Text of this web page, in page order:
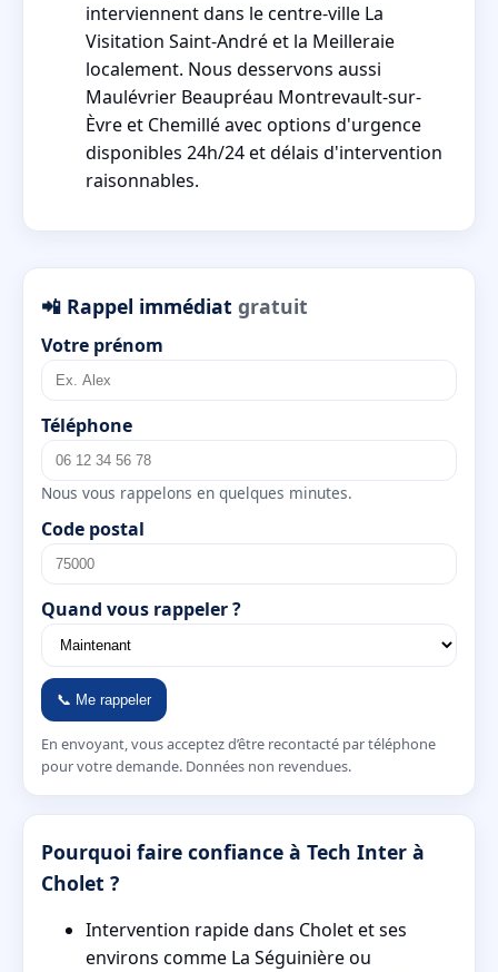
interviennent dans le centre-ville La
Visitation Saint-André et la Meilleraie
localement. Nous desservons aussi
Maulévrier Beaupréau Montrevault-sur-
Èvre et Chemillé avec options d'urgence
disponibles 24h/24 et délais d'intervention
raisonnables.
📲 Rappel immédiat gratuit
Votre prénom
Téléphone
Nous vous rappelons en quelques minutes.
Code postal
Quand vous rappeler ?
📞 Me rappeler
En envoyant, vous acceptez d’être recontacté par téléphone
pour votre demande. Données non revendues.
Pourquoi faire confiance à Tech Inter à
Cholet ?
Intervention rapide dans Cholet et ses
environs comme La Séguinière ou